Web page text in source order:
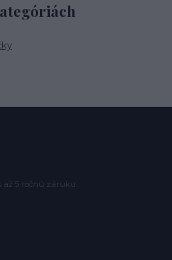
až 5 ročnú záruku.